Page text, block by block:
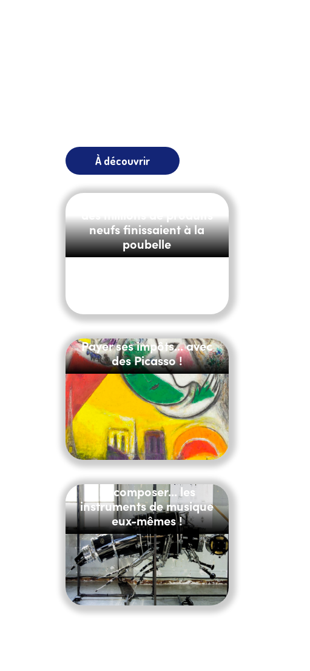
À découvrir
neufs finissaient à la
poubelle
Payer ses impôts... avec
des Picasso !
Recomposer... les
instruments de musique
eux-mêmes !